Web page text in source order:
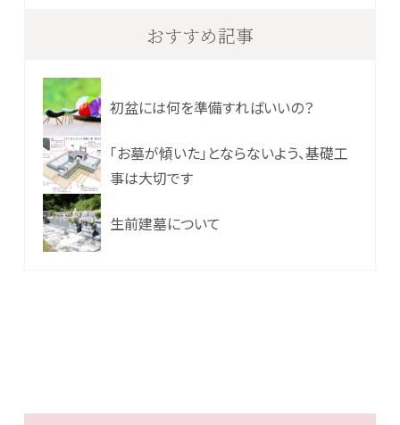
おすすめ記事
初盆には何を準備すればいいの？
「お墓が傾いた」とならないよう、基礎工
事は大切です
生前建墓について